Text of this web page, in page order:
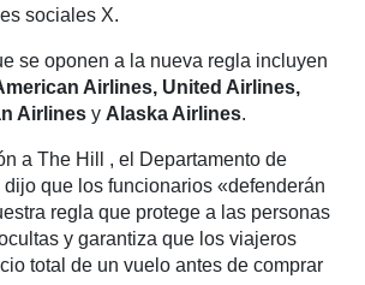
sociales X.
se oponen a la nueva regla incluyen
Airlines, United Airlines,
Airlines y Alaska Airlines.
a The Hill , el Departamento de
dijo que los funcionarios «defenderán
regla que protege a las personas
y garantiza que los viajeros
total de un vuelo antes de comprar